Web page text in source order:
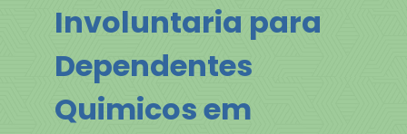
Involuntaria para
Dependentes
Quimicos em